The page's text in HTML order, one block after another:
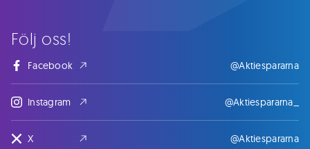
Följ oss!
Facebook @Aktiespararna
Instagram @Aktiespararna_
X @Aktiespararna